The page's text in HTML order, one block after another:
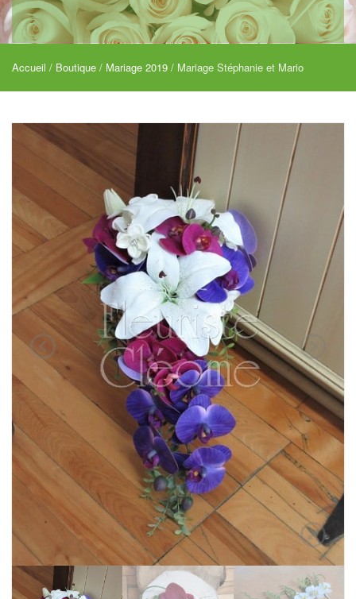
Accueil / Boutique / Mariage 2019 / Mariage Stéphanie et Mario